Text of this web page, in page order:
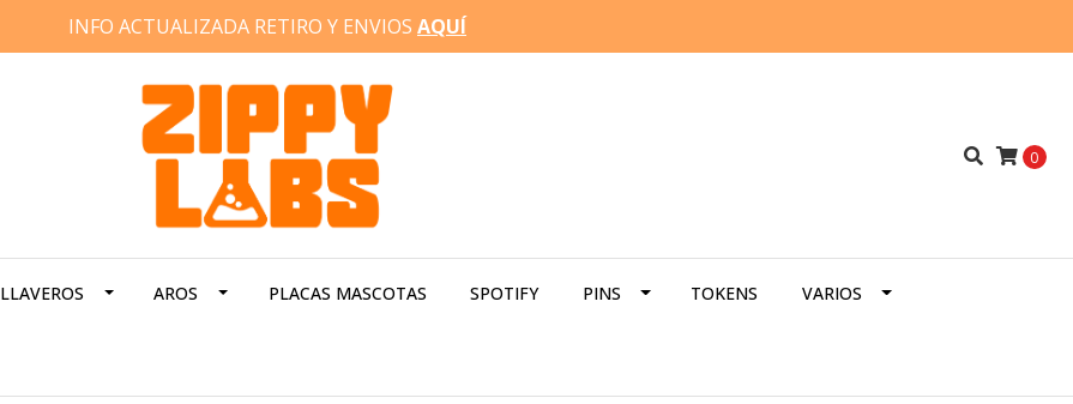
INFO ACTUALIZADA RETIRO Y ENVIOS AQUÍ
0
LLAVEROS AROS PLACAS MASCOTAS SPOTIFY PINS TOKENS VARIOS